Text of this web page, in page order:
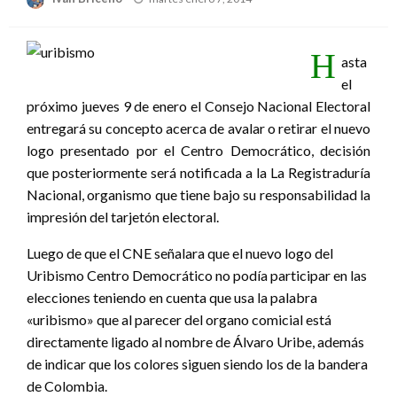
H asta
el
próximo jueves 9 de enero el Consejo Nacional Electoral
entregará su concepto acerca de avalar o retirar el nuevo
logo presentado por el Centro Democrático, decisión
que posteriormente será notificada a la La Registraduría
Nacional, organismo que tiene bajo su responsabilidad la
impresión del tarjetón electoral.
Luego de que el CNE señalara que el nuevo logo del
Uribismo Centro Democrático no podía participar en las
elecciones teniendo en cuenta que usa la palabra
«uribismo» que al parecer del organo comicial está
directamente ligado al nombre de Álvaro Uribe, además
de indicar que los colores siguen siendo los de la bandera
de Colombia.